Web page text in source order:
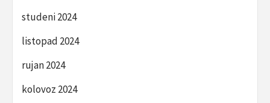
studeni 2024
listopad 2024
rujan 2024
kolovoz 2024